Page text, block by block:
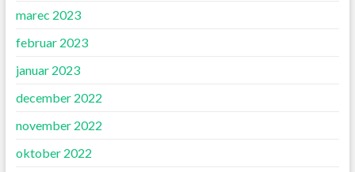
marec 2023
februar 2023
januar 2023
december 2022
november 2022
oktober 2022